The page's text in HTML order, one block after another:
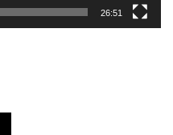
26:51